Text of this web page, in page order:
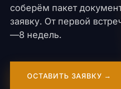
соберём пакет
заявку. От первой
—8 недель.
ОСТАВИТЬ ЗАЯВКУ →